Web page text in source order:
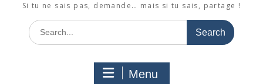
Si tu ne sais pas, demande… mais si tu sais, partage !
Search
for:
Menu